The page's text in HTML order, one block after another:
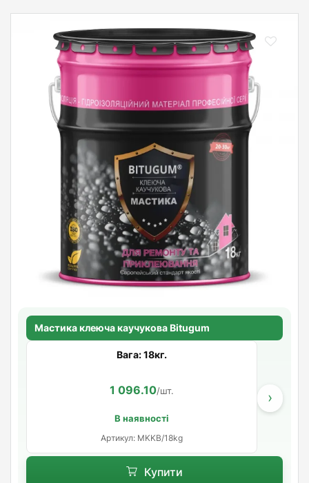
Мастика клеюча каучукова Bitugum
Вага: 18кг.
1 096.10/шт.
В наявності
Артикул: MKKB/18kg
›
Купити